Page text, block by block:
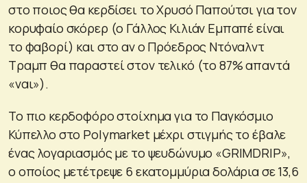
στο ποιος θα κερδίσει το Χρυσό Παπούτσι για τον
κορυφαίο σκόρερ (ο Γάλλος Κιλιάν Εμπαπέ είναι
το φαβορί) και στο αν ο Πρόεδρος Ντόναλντ
Τραμπ θα παραστεί στον τελικό (το 87% απαντά
«ναι»).
Το πιο κερδοφόρο στοίχημα για το Παγκόσμιο
Κύπελλο στο Polymarket μέχρι στιγμής το έβαλε
ένας λογαριασμός με το ψευδώνυμο «GRIMDRIP»,
ο οποίος μετέτρεψε 6 εκατομμύρια δολάρια σε 13,6